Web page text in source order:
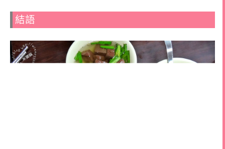
結語